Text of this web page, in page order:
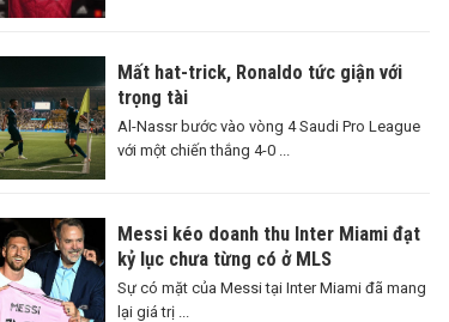
Mất hat-trick, Ronaldo tức giận với
trọng tài
Al-Nassr bước vào vòng 4 Saudi Pro League
với một chiến thắng 4-0 ...
Messi kéo doanh thu Inter Miami đạt
kỷ lục chưa từng có ở MLS
Sự có mặt của Messi tại Inter Miami đã mang
lại giá trị ...